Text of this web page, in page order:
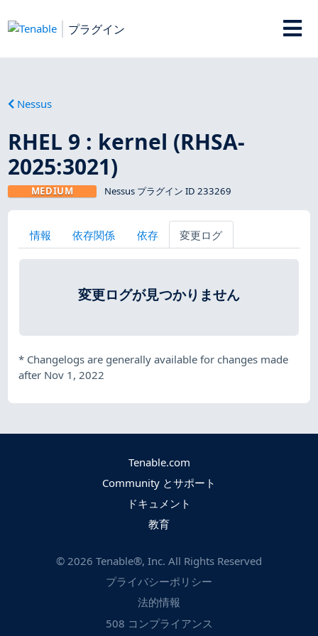
プラグイン
Nessus
RHEL 9 : kernel (RHSA-
2025:3021)
MEDIUM Nessus プラグイン ID 233269
情報 依存関係 依存 変更ログ
変更ログが見つかりません
* Changelogs are generally available for changes made
after Nov 1, 2022
Tenable.com
Community とサポート
ドキュメント
教育
© 2026 Tenable®, Inc. All Rights Reserved
プライバシーポリシー
法的情報
508 コンプライアンス